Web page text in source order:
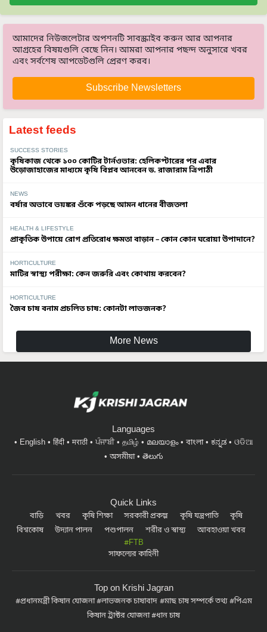
আমাদের নিউজলেটার অপশনটি সাবস্ক্রাইব করুন আর আপনার
আগ্রহের বিষয়গুলি বেছে নিন। আমরা আপনার পছন্দ অনুসারে খবর
এবং সর্বশেষ আপডেটগুলি প্রেরণ করব।
Subscribe Newsletters
Latest feeds
SUCCESS STORIES
কৃষিকাজ থেকে ১০০ কোটির টার্নওভার: হেলিকপ্টারের পর এবার
উড়োজাহাজের মাধ্যমে কৃষি বিপ্লব আনবেন ড. রাজারাম ত্রিপাঠী
NEWS
বর্ষার অভাবে ভয়ঙ্কর শুঁকে পড়ছে আমন ধানের বীজতলা
HEALTH & LIFESTYLE
প্রাকৃতিক উপায়ে রোগ প্রতিরোধ ক্ষমতা বাড়ান – কোন কোন ঘরোয়া উপাদানে?
HORTICULTURE
মাটির স্বাস্থ্য পরীক্ষা: কেন জরুরি এবং কোথায় করবেন?
HORTICULTURE
জৈব চাষ বনাম প্রচলিত চাষ: কোনটা লাভজনক?
More News
Languages
English हिंदी मराठी ਪੰਜਾਬੀ தமிழ் മലയാളം বাংলা ಕನ್ನಡ
ଓଡିଆ
অসমীয়া
తెలుగు
Quick Links
বাড়ি খবর কৃষি শিক্ষা সরকারী প্রকল্প কৃষি যন্ত্রপাতি
কৃষি
বিশ্বকোষ
উদ্যান পালন পশুপালন শরীর ও স্বাস্থ্য
আবহাওয়া খবর
#FTB
সাফল্যের কাহিনী
Top on Krishi Jagran
প্রধানমন্ত্রী কিষান যোজনা লাভজনক চাষাবাদ মাছ চাষ সম্পর্কে তথ্য
পিএম
কিষান ট্রাক্টর যোজনা ধান চাষ